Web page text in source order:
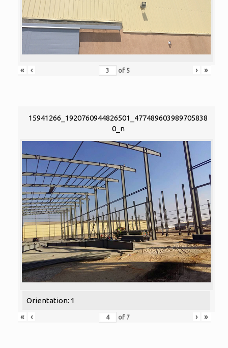
« ‹ of 5 › »
15941266_1920760944826501_477489603989705838
0_n
Orientation: 1
«
‹ of 7 › »